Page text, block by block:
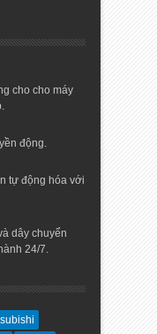
cho cho máy
động.
tự động hóa với
dây chuyển
24/7.